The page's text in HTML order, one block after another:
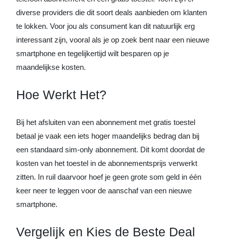
diverse providers die dit soort deals aanbieden om klanten
te lokken. Voor jou als consument kan dit natuurlijk erg
interessant zijn, vooral als je op zoek bent naar een nieuwe
smartphone en tegelijkertijd wilt besparen op je
maandelijkse kosten.
Hoe Werkt Het?
Bij het afsluiten van een abonnement met gratis toestel
betaal je vaak een iets hoger maandelijks bedrag dan bij
een standaard sim-only abonnement. Dit komt doordat de
kosten van het toestel in de abonnementsprijs verwerkt
zitten. In ruil daarvoor hoef je geen grote som geld in één
keer neer te leggen voor de aanschaf van een nieuwe
smartphone.
Vergelijk en Kies de Beste Deal